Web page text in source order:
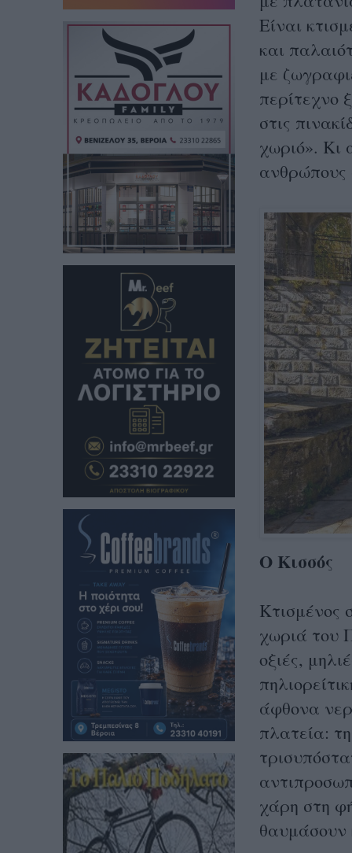
Είναι
και
με
περίτεχνο
στις
χωριό». Κι
ανθρώπους
Ο Κισσός
Κτισμένος
χωριά του
οξιές,
άφθονα
πλατεία:
χάρη στη
θαυμάσουν